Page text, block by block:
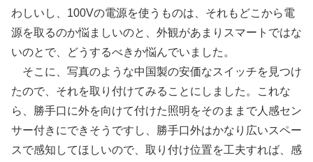
わしいし、100Vの電源を使うものは、それもどこから電
源を取るのか悩ましいのと、外観があまりスマートではな
いのとで、どうするべきか悩んでいました。
そこに、写真のような中国製の安価なスイッチを見つけ
たので、それを取り付けてみることにしました。これな
ら、勝手口に外を向けて付けた照明をそのままで人感セン
サー付きにできそうですし、勝手口外はかなり広いスペー
スで感知してほしいので、取り付け位置を工夫すれば、感